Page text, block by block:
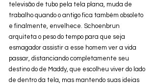
televisão de tubo pela tela plana, muda de
trabalho quando o antigo fica também obsoleto
e finalmente, envelhece. Schoenbrun
arquiteta o peso do tempo para que seja
esmagador assistir a esse homem ver a vida
passar, distanciando completamente seu
destino do de Maddy, que escolheu viver do lado
de dentro da tela, mas mantendo suas ideias